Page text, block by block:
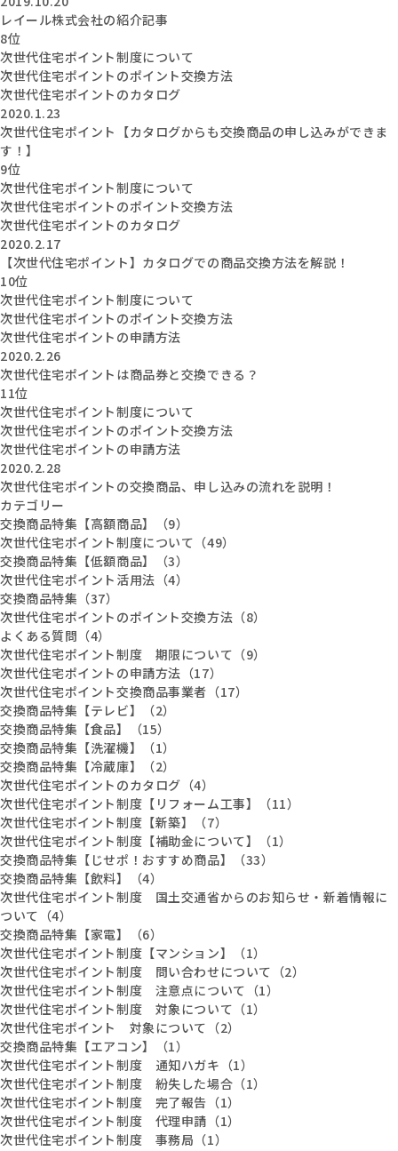
レイール株式会社の紹介記事
8位
次世代住宅ポイント制度について
次世代住宅ポイントのポイント交換方法
次世代住宅ポイントのカタログ
2020.1.23
次世代住宅ポイント【カタログからも交換商品の申し込みができま
す！】
9位
次世代住宅ポイント制度について
次世代住宅ポイントのポイント交換方法
次世代住宅ポイントのカタログ
2020.2.17
【次世代住宅ポイント】カタログでの商品交換方法を解説！
10位
次世代住宅ポイント制度について
次世代住宅ポイントのポイント交換方法
次世代住宅ポイントの申請方法
2020.2.26
次世代住宅ポイントは商品券と交換できる？
11位
次世代住宅ポイント制度について
次世代住宅ポイントのポイント交換方法
次世代住宅ポイントの申請方法
2020.2.28
次世代住宅ポイントの交換商品、申し込みの流れを説明！
カテゴリー
交換商品特集【高額商品】（9）
次世代住宅ポイント制度について（49）
交換商品特集【低額商品】（3）
次世代住宅ポイント活用法（4）
交換商品特集（37）
次世代住宅ポイントのポイント交換方法（8）
よくある質問（4）
次世代住宅ポイント制度 期限について（9）
次世代住宅ポイントの申請方法（17）
次世代住宅ポイント交換商品事業者（17）
交換商品特集【テレビ】（2）
交換商品特集【食品】（15）
交換商品特集【洗濯機】（1）
交換商品特集【冷蔵庫】（2）
次世代住宅ポイントのカタログ（4）
次世代住宅ポイント制度【リフォーム工事】（11）
次世代住宅ポイント制度【新築】（7）
次世代住宅ポイント制度【補助金について】（1）
交換商品特集【じせポ！おすすめ商品】（33）
交換商品特集【飲料】（4）
次世代住宅ポイント制度 国土交通省からのお知らせ・新着情報に
ついて（4）
交換商品特集【家電】（6）
次世代住宅ポイント制度【マンション】（1）
次世代住宅ポイント制度 問い合わせについて（2）
次世代住宅ポイント制度 注意点について（1）
次世代住宅ポイント制度 対象について（1）
次世代住宅ポイント 対象について（2）
交換商品特集【エアコン】（1）
次世代住宅ポイント制度 通知ハガキ（1）
次世代住宅ポイント制度 紛失した場合（1）
次世代住宅ポイント制度 完了報告（1）
次世代住宅ポイント制度 代理申請（1）
次世代住宅ポイント制度 事務局（1）